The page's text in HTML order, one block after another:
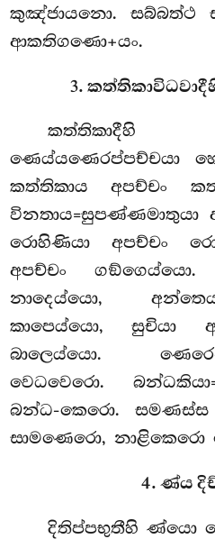
කුඤ්ජායනො. සබ්බත්ථ
ආකතිගණො+යං.
3.
ණෙය්යණෙරප්පච්චයා
කත්තිකාය අපච්චං
විනතාය=සුපණ්ණමාතුයා
රොහිණියා අපච්චං
අපච්චං ගඞ්ගෙය්යො.
නාදෙය්යො,
කාපෙය්යො, සුචියා
බාලෙය්යො.
වෙධවෙරො.
බන්ධ-කෙරො. සමණස්ස
සාමණෙරො, නාළිකෙරො
4. ණ්ය
දිතිප්පභුතීහි ණ්යො